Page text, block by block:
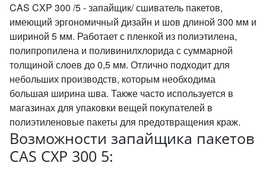
CAS CXP 300 /5 - запайщик/ сшиватель пакетов,
имеющий эргономичный дизайн и шов длиной 300 мм и
шириной 5 мм. Работает с пленкой из полиэтилена,
полипропилена и поливинилхлорида с суммарной
толщиной слоев до 0,5 мм. Отлично подходит для
небольших производств, которым необходима
большая ширина шва. Также часто используется в
магазинах для упаковки вещей покупателей в
полиэтиленовые пакеты для предотвращения краж.
Возможности запайщика пакетов
CAS CXP 300 5: